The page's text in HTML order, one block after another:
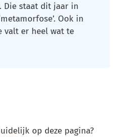
Die staat dit jaar in
Ook in
valt er heel wat te
op deze pagina?